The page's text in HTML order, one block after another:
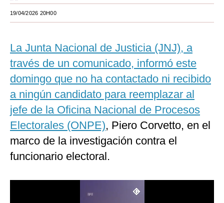
Mundo
México
España
Internacional
Tecnología
Mix
19/04/2026 20H00
La Junta Nacional de Justicia (JNJ), a
través de un comunicado, informó este
domingo que no ha contactado ni recibido
a ningún candidato para reemplazar al
jefe de la Oficina Nacional de Procesos
Electorales (ONPE), Piero Corvetto, en el
marco de la investigación contra el
funcionario electoral.